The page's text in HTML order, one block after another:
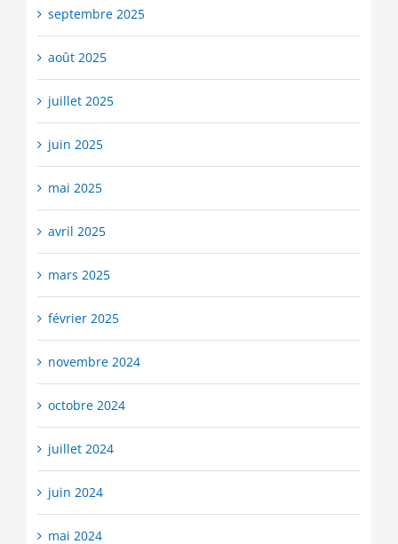
septembre 2025
août 2025
juillet 2025
juin 2025
mai 2025
avril 2025
mars 2025
février 2025
novembre 2024
octobre 2024
juillet 2024
juin 2024
mai 2024